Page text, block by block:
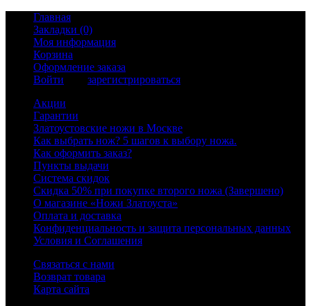
Главная
Закладки (0)
Моя информация
Корзина
Оформление заказа
Войти
зарегистрироваться
Акции
Гарантии
Златоустовские ножи в Москве
Как выбрать нож? 5 шагов к выбору ножа.
Как оформить заказ?
Пункты выдачи
Система скидок
Скидка 50% при покупке второго ножа (Завершено)
О магазине «Ножи Златоуста»
Оплата и доставка
Конфиденциальность и защита персональных данных
Условия и Соглашения
Связаться с нами
Возврат товара
Карта сайта